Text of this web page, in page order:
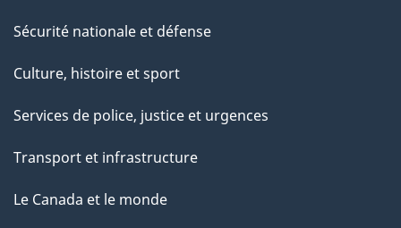
Sécurité nationale et défense
Culture, histoire et sport
Services de police, justice et urgences
Transport et infrastructure
Le Canada et le monde